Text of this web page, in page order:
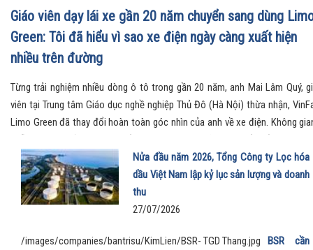
Giáo viên dạy lái xe gần 20 năm chuyển sang dùng
Green: Tôi đã hiểu vì sao xe điện ngày càng xuất hiện
nhiều trên đường
Từng trải nghiệm nhiều dòng ô tô trong gần 20 năm, anh Mai Lâm Quý,
viên tại Trung tâm Giáo dục nghề nghiệp Thủ Đô (Hà Nội) thừa nhận,
Limo Green đã thay đổi hoàn toàn góc nhìn của anh về xe điện. Không
mẫu MPV điện vừa trở thành “xe ruột” của anh trong công việc, vừa
trọn vẹn nhu cầu gia đình.
Nửa đầu năm 2026, Tổng Công ty Lọc hóa
dầu Việt Nam lập kỷ lục sản lượng và doanh
thu
27/07/2026
/images/companies/bantrisu/KimLien/BSR- TGD Thang.jpg
BSR cần